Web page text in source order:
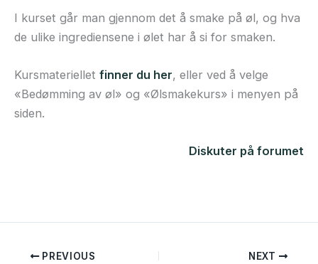
I kurset går man gjennom det å smake på øl, og hva
de ulike ingrediensene i ølet har å si for smaken.
Kursmateriellet finner du her, eller ved å velge
«Bedømming av øl» og «Ølsmakekurs» i menyen på
siden.
Diskuter på forumet
PREVIOUS NEXT